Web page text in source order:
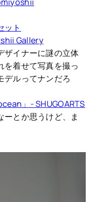
ット
Gallery
ザイナーに謎の立体
を着せて写真を撮っ
デルってナンだろ
」- SHUGOARTS
とか思うけど、ま